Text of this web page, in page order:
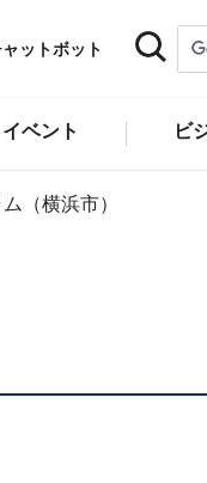
ットボット
ベント ビ
（横浜市）